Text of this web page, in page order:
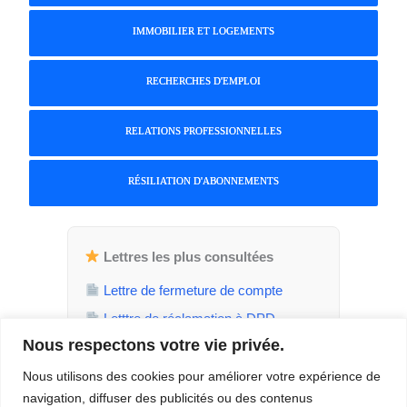
Nous respectons votre vie privée.
Nous utilisons des cookies pour améliorer votre expérience de
navigation, diffuser des publicités ou des contenus
IMMOBILIER ET LOGEMENTS
RECHERCHES D'EMPLOI
RELATIONS PROFESSIONNELLES
RÉSILIATION D'ABONNEMENTS
Lettres les plus consultées
Lettre de fermeture de compte
Letttre de réclamation à DPD
Attestation de parent isolé
Demande de jours de RTT
Demande de temps plein